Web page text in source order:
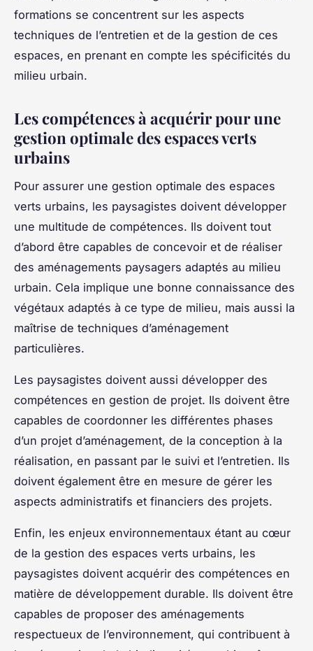
formations se concentrent sur les aspects
techniques de l’entretien et de la gestion de ces
espaces, en prenant en compte les spécificités du
milieu urbain.
Les compétences à acquérir pour une
gestion optimale des espaces verts
urbains
Pour assurer une gestion optimale des espaces
verts urbains, les paysagistes doivent développer
une multitude de compétences. Ils doivent tout
d’abord être capables de concevoir et de réaliser
des aménagements paysagers adaptés au milieu
urbain. Cela implique une bonne connaissance des
végétaux adaptés à ce type de milieu, mais aussi la
maîtrise de techniques d’aménagement
particulières.
Les paysagistes doivent aussi développer des
compétences en gestion de projet. Ils doivent être
capables de coordonner les différentes phases
d’un projet d’aménagement, de la conception à la
réalisation, en passant par le suivi et l’entretien. Ils
doivent également être en mesure de gérer les
aspects administratifs et financiers des projets.
Enfin, les enjeux environnementaux étant au cœur
de la gestion des espaces verts urbains, les
paysagistes doivent acquérir des compétences en
matière de développement durable. Ils doivent être
capables de proposer des aménagements
respectueux de l’environnement, qui contribuent à